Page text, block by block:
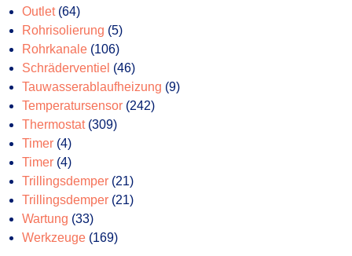
Outlet 6464
Produkte
Rohrisolierung 55
Produkte
Rohrkanale 106106
Produkte
Schräderventiel 4646
Produkte
Tauwasserablaufheizung 99
Temperatursensor 242242
Thermostat 309309
Timer 44
Produkte
Timer 44
Produkte
Trillingsdemper 2121
Produkte
Trillingsdemper 2121
Wartung 3333
Produkte
Werkzeuge 169169